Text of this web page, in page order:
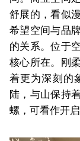
舒展的，看似
希望空间与品
的关系。位于
核心所在。刚
着更为深刻的
陆，与山保持
螺，可看作开